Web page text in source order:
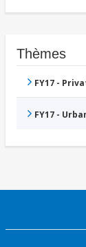
Thèmes
FY17 -
FY17 -